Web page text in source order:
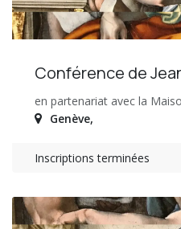
Conférence de
en partenariat avec la
Genève,
Inscriptions terminées